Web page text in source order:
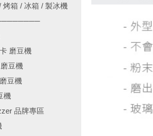
烤箱 / 冰箱 / 製冰機
磨豆機
豆機
豆機
機
品牌專區